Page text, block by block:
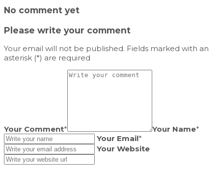
No comment yet
Please write your comment
Your email will not be published. Fields marked with an
asterisk (*) are required
Your Comment* Your Name*
Your Email*
Your Website